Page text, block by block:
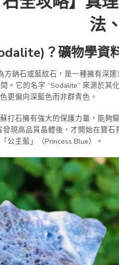
法
？礦物學資
方鈉石或藍紋石，是一種擁有深
。它的名字 “Sodalite” 來源於
更偏向深藍色而非群青色。
打石擁有強大的保護力量，能
現高品質晶體後，才開始在寶
公主藍」（Princess Blue）。